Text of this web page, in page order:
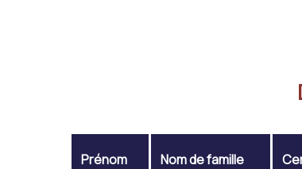
Prénom Nom de famille